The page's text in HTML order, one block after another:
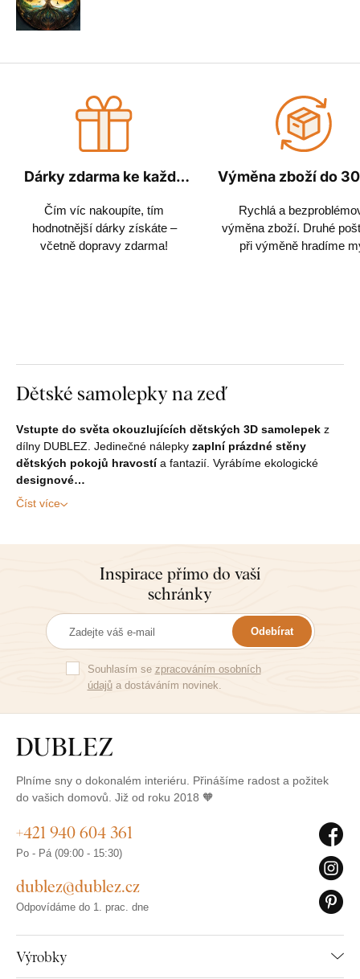
Dárky zdarma ke každé
Čím víc nakoupíte, tím
hodnotnější dárky získáte –
včetně dopravy zdarma!
Výměna zboží do
Rychlá a
výměna zboží. Druhé
při výměně hradíme
Dětské samolepky na zeď
Vstupte do světa okouzlujících dětských 3D samolepek z
dílny DUBLEZ. Jedinečné nálepky zaplní prázdné stěny
dětských pokojů hravostía fantazií. Vyrábíme ekologické
designové…
Číst více
Inspirace přímo do vaší
schránky
Odebírat
Souhlasím se zpracováním osobních
údajůa dostáváním novinek.
Plníme sny o dokonalém interiéru. Přinášíme radost a požitek
do vašich domovů. Již od roku 2018 🧡
Výrobky
+421 940 604 361
Po - Pá (09:00 - 15:30)
dublez@dublez.cz
Odpovídáme do 1. prac. dne